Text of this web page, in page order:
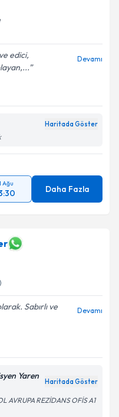
edici,
Devamı
Haritada Göster
Ağu
Daha Fazla
Sabırlı ve
Devamı
Yaren
Haritada Göster
AVRUPA REZİDANS OFİS A1